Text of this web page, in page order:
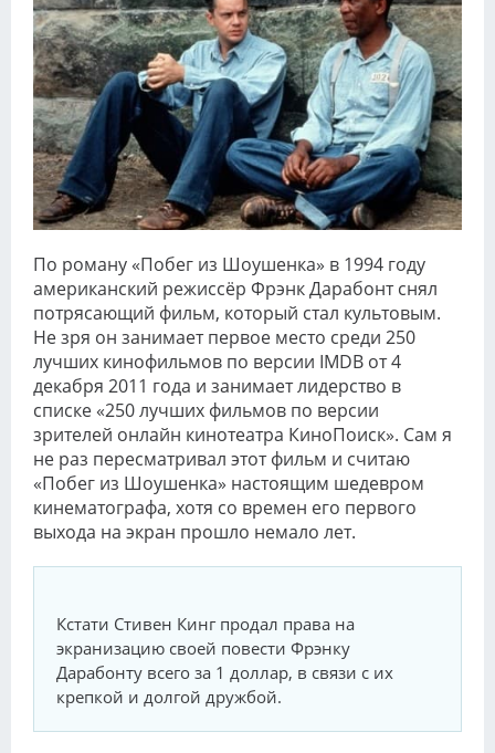
По роману «Побег из Шоушенка» в 1994 году
американский режиссёр Фрэнк Дарабонт снял
потрясающий фильм, который стал культовым.
Не зря он занимает первое место среди 250
лучших кинофильмов по версии IMDB от 4
декабря 2011 года и занимает лидерство в
списке «250 лучших фильмов по версии
зрителей онлайн кинотеатра КиноПоиск». Сам я
не раз пересматривал этот фильм и считаю
«Побег из Шоушенка» настоящим шедевром
кинематографа, хотя со времен его первого
выхода на экран прошло немало лет.
Кстати Стивен Кинг продал права на
экранизацию своей повести Фрэнку
Дарабонту всего за 1 доллар, в связи с их
крепкой и долгой дружбой.